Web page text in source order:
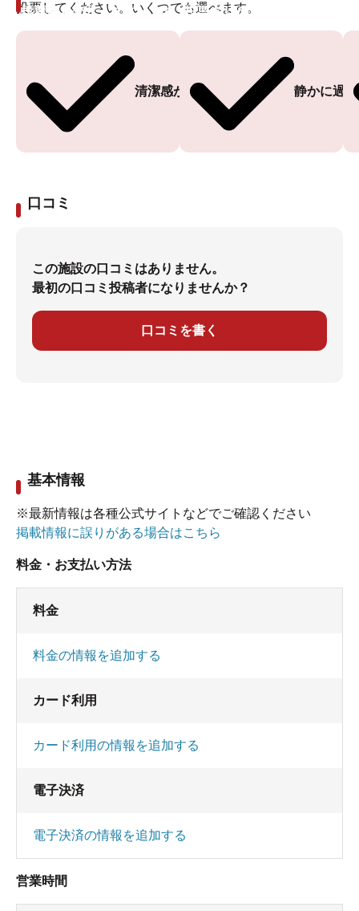
投票してください。いくつでも選べます。
清潔感がある
投票ありがとうございます
静かに過
投票ありがとうございます
口コミ
この施設の口コミはありません。
最初の口コミ投稿者になりませんか？
口コミを書く
基本情報
※最新情報は各種公式サイトなどでご確認ください
掲載情報に誤りがある場合はこちら
料金・お支払い方法
料金
料金の情報を追加する
カード利用
カード利用の情報を追加する
電子決済
電子決済の情報を追加する
営業時間